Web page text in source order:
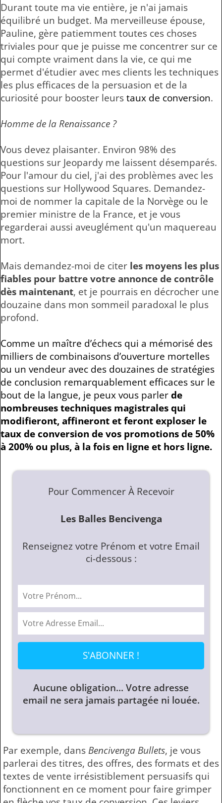
Durant toute ma vie entière, je n'ai jamais
équilibré un budget. Ma merveilleuse épouse,
Pauline, gère patiemment toutes ces choses
triviales pour que je puisse me concentrer sur ce
qui compte vraiment dans la vie, ce qui me
permet d'étudier avec mes clients les techniques
les plus efficaces de la persuasion et de la
curiosité pour booster leurstaux de conversion.
Homme de la Renaissance ?
Vous devez plaisanter. Environ 98% des
questions sur Jeopardy me laissent désemparés.
Pour l'amour du ciel, j'ai des problèmes avec les
questions sur Hollywood Squares. Demandez-
moi de nommer la capitale de la Norvège ou le
premier ministre de la France, et je vous
regarderai aussi aveuglément qu'un maquereau
mort.
Mais demandez-moi de citer les moyens les plus
fiables pour battre votre annonce de contrôle
dès maintenant, et je pourrais en décrocher une
douzaine dans mon sommeil paradoxal le plus
profond.
Comme un maître d’échecs qui a mémorisé des
milliers de combinaisons d’ouverture mortelles
ou un vendeur avec des douzaines de stratégies
de conclusion remarquablement efficaces sur le
bout de la langue, je peux vous parlerde
nombreuses techniques magistrales qui
modifieront, affineront et feront exploser le
taux de conversion de vos promotions de 50%
à 200% ou plus, à la fois en ligne et hors ligne.
Pour Commencer À Recevoir
Les Balles Bencivenga
Renseignez votre Prénom et votre Email
ci-dessous :
S'ABONNER !
Aucune obligation... Votre adresse
email ne sera jamais partagée ni louée.
Par exemple, dans Bencivenga Bullets, je vous
parlerai des titres, des offres, des formats et des
textes de vente irrésistiblement persuasifs qui
fonctionnent en ce moment pour faire grimper